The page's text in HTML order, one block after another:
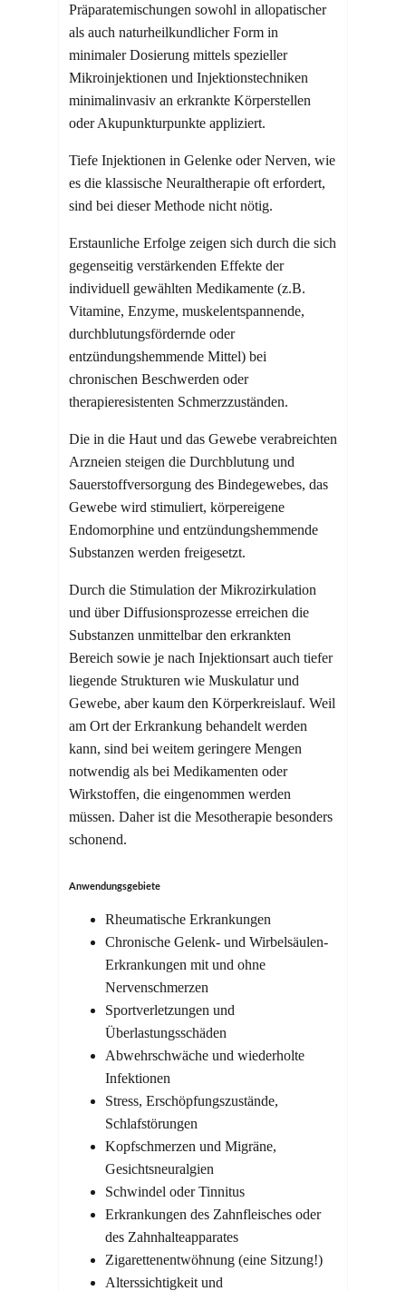
Präparatemischungen sowohl in allopatischer
als auch naturheilkundlicher Form in
minimaler Dosierung mittels spezieller
Mikroinjektionen und Injektionstechniken
minimalinvasiv an erkrankte Körperstellen
oder Akupunkturpunkte appliziert.
Tiefe Injektionen in Gelenke oder Nerven, wie
es die klassische Neuraltherapie oft erfordert,
sind bei dieser Methode nicht nötig.
Erstaunliche Erfolge zeigen sich durch die sich
gegenseitig verstärkenden Effekte der
individuell gewählten Medikamente (z.B.
Vitamine, Enzyme, muskelentspannende,
durchblutungsfördernde oder
entzündungshemmende Mittel) bei
chronischen Beschwerden oder
therapieresistenten Schmerzzuständen.
Die in die Haut und das Gewebe verabreichten
Arzneien steigen die Durchblutung und
Sauerstoffversorgung des Bindegewebes, das
Gewebe wird stimuliert, körpereigene
Endomorphine und entzündungshemmende
Substanzen werden freigesetzt.
Durch die Stimulation der Mikrozirkulation
und über Diffusionsprozesse erreichen die
Substanzen unmittelbar den erkrankten
Bereich sowie je nach Injektionsart auch tiefer
liegende Strukturen wie Muskulatur und
Gewebe, aber kaum den Körperkreislauf. Weil
am Ort der Erkrankung behandelt werden
kann, sind bei weitem geringere Mengen
notwendig als bei Medikamenten oder
Wirkstoffen, die eingenommen werden
müssen. Daher ist die Mesotherapie besonders
schonend.
Anwendungsgebiete
Rheumatische Erkrankungen
Chronische Gelenk- und Wirbelsäulen-
Erkrankungen mit und ohne
Nervenschmerzen
Sportverletzungen und
Überlastungsschäden
Abwehrschwäche und wiederholte
Infektionen
Stress, Erschöpfungszustände,
Schlafstörungen
Kopfschmerzen und Migräne,
Gesichtsneuralgien
Schwindel oder Tinnitus
Erkrankungen des Zahnfleisches oder
des Zahnhalteapparates
Zigarettenentwöhnung (eine Sitzung!)
Alterssichtigkeit und